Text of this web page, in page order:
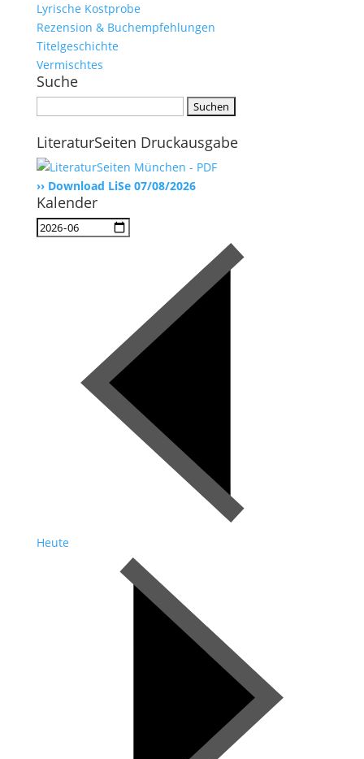
Lyrische Kostprobe
Rezension & Buchempfehlungen
Titelgeschichte
Vermischtes
Suche
LiteraturSeiten Druckausgabe
›› Download LiSe 07/08/2026
Kalender
Heute